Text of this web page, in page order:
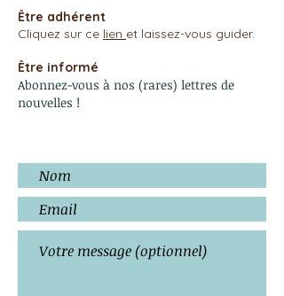
Être adhérent
Cliquez sur ce lien et laissez-vous guider.
Être informé
Abonnez-vous à nos (rares) lettres de
nouvelles !